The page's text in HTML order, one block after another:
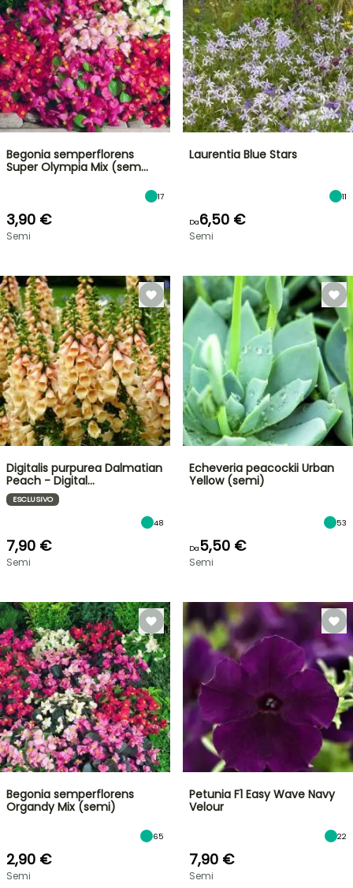
Begonia semperflorens
Super Olympia Mix (sem…
17
3,90 €
Semi
Laurentia Blue Stars
11
Da6,50 €
Semi
Digitalis purpurea Dalmatian
Peach - Digital…
ESCLUSIVO
48
7,90 €
Semi
Echeveria peacockii Urban
Yellow (semi)
53
Da5,50 €
Semi
Begonia semperflorens
Organdy Mix (semi)
65
2,90 €
Semi
Petunia F1 Easy Wave Navy
Velour
22
7,90 €
Semi